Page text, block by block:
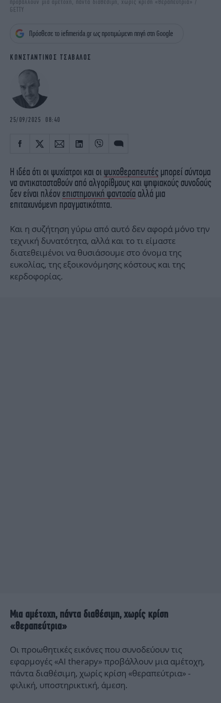
iBOOKS
ΖΩΔΙΑ
MEDIA
ELAMEFORA
NEWSLETTER
προβάλλουν μια αμέτοχη, πάντα διαθέσιμη, χωρίς κρίση «θεραπεύτρια» /
GETTY
Πρόσθεσε το iefimerida.gr ως προτιμώμενη πηγή στη Google
ΚΩΝΣΤΑΝΤΙΝΟΣ ΤΣΑΒΑΛΟΣ
25/09/2025 08:40
Η ιδέα ότι οι ψυχίατροι και οι ψυχοθεραπευτές μπορεί σύντομα
να αντικατασταθούν από αλγορίθμους και ψηφιακούς συνοδούς
δεν είναι πλέον επιστημονική φαντασία αλλά μια
επιταχυνόμενη πραγματικότητα.
Και η συζήτηση γύρω από αυτό δεν αφορά μόνο την
τεχνική δυνατότητα, αλλά και το τι είμαστε
διατεθειμένοι να θυσιάσουμε στο όνομα της
ευκολίας, της εξοικονόμησης κόστους και της
κερδοφορίας.
Mια αμέτοχη, πάντα διαθέσιμη, χωρίς κρίση
«θεραπεύτρια»
Οι προωθητικές εικόνες που συνοδεύουν τις
εφαρμογές «AI therapy» προβάλλουν μια αμέτοχη,
πάντα διαθέσιμη, χωρίς κρίση «θεραπεύτρια» -
φιλική, υποστηρικτική, άμεση.